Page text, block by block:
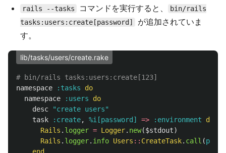
rails --tasks コマンドを実行すると、
bin/rails
tasks:users:create[password]
が追加されていま
す。
lib/tasks/users/create.rake
# bin/rails tasks:users:create[123]
namespace
:tasks
do
namespace
:users
do
desc
"create users"
task
:create, %i[password] => :environment do
Rails . logger = Logger. new($stdout)
Rails . logger. info Users :: CreateTask. call (